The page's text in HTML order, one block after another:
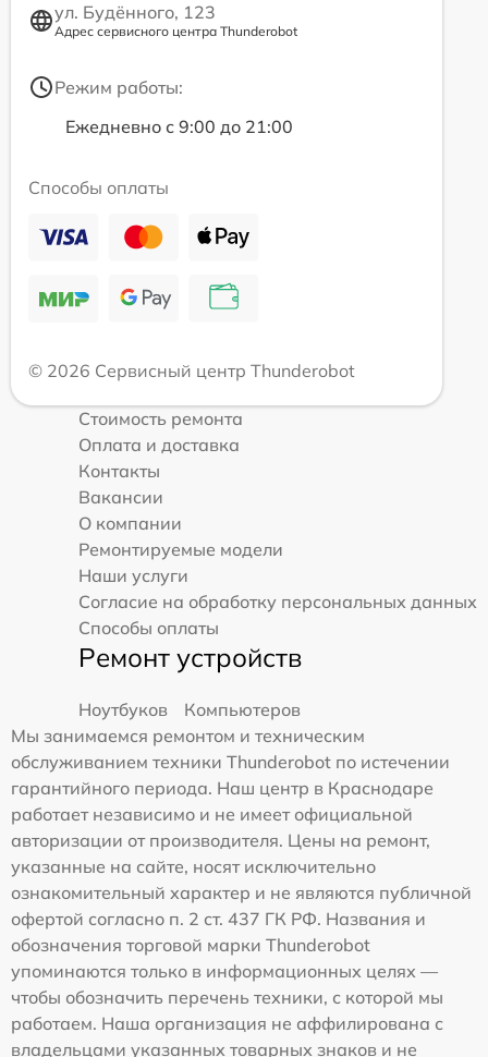
ул. Будённого, 123
Адрес сервисного центра Thunderobot
Режим работы:
Ежедневно с 9:00 до 21:00
Способы оплаты
© 2026 Сервисный центр Thunderobot
Стоимость ремонта
Оплата и доставка
Контакты
Вакансии
О компании
Ремонтируемые модели
Наши услуги
Согласие на обработку персональных данных
Способы оплаты
Ремонт устройств
Ноутбуков
Компьютеров
Мы занимаемся ремонтом и техническим
обслуживанием техники Thunderobot по истечении
гарантийного периода. Наш центр в Краснодаре
работает независимо и не имеет официальной
авторизации от производителя. Цены на ремонт,
указанные на сайте, носят исключительно
ознакомительный характер и не являются публичной
офертой согласно п. 2 ст. 437 ГК РФ. Названия и
обозначения торговой марки Thunderobot
упоминаются только в информационных целях —
чтобы обозначить перечень техники, с которой мы
работаем. Наша организация не аффилирована с
владельцами указанных товарных знаков и не